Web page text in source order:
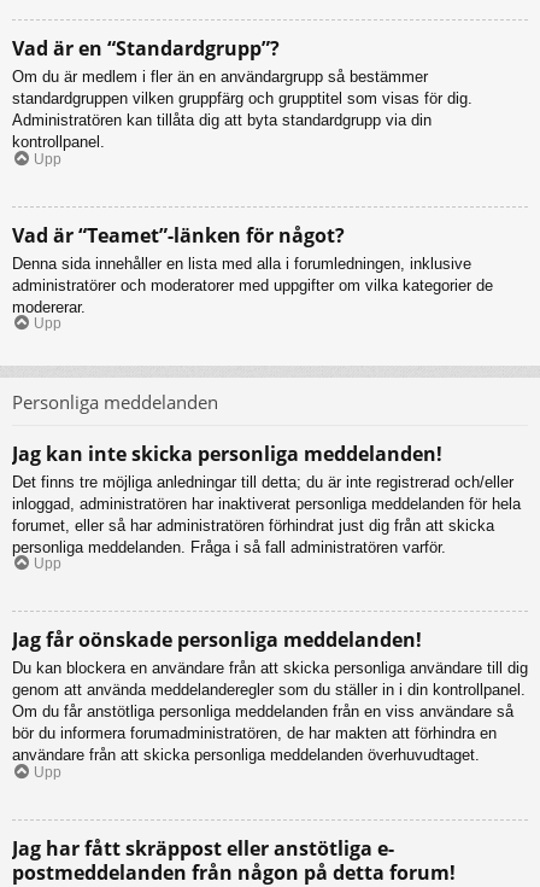
Vad är en “Standardgrupp”?
Om du är medlem i fler än en användargrupp så bestämmer
standardgruppen vilken gruppfärg och grupptitel som visas för dig.
Administratören kan tillåta dig att byta standardgrupp via din
kontrollpanel.
Upp
Vad är “Teamet”-länken för något?
Denna sida innehåller en lista med alla i forumledningen, inklusive
administratörer och moderatorer med uppgifter om vilka kategorier de
modererar.
Upp
Personliga meddelanden
Jag kan inte skicka personliga meddelanden!
Det finns tre möjliga anledningar till detta; du är inte registrerad och/eller
inloggad, administratören har inaktiverat personliga meddelanden för hela
forumet, eller så har administratören förhindrat just dig från att skicka
personliga meddelanden. Fråga i så fall administratören varför.
Upp
Jag får oönskade personliga meddelanden!
Du kan blockera en användare från att skicka personliga användare till dig
genom att använda meddelanderegler som du ställer in i din kontrollpanel.
Om du får anstötliga personliga meddelanden från en viss användare så
bör du informera forumadministratören, de har makten att förhindra en
användare från att skicka personliga meddelanden överhuvudtaget.
Upp
Jag har fått skräppost eller anstötliga e-
postmeddelanden från någon på detta forum!